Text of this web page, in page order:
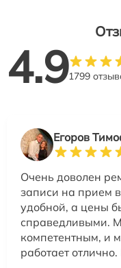
4.91799
Егоров
Очень доволен
записи на прием
удобной, а цены
справедливыми.
компетентным, и
работает